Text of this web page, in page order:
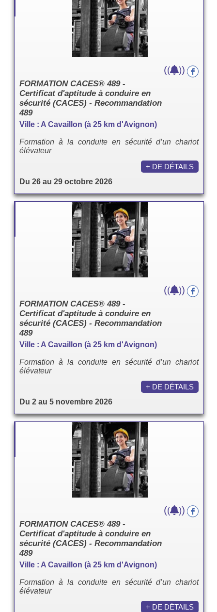
FORMATION CACES® 489 -
Certificat d'aptitude à conduire en
sécurité (CACES) - Recommandation
489
Ville : A Cavaillon (à 25 km d'Avignon)
Formation à la conduite en sécurité d’un chariot
élévateur
Du 26 au 29 octobre 2026
(( ))
+ DE DÉTAILS
FORMATION CACES® 489 -
Certificat d'aptitude à conduire en
sécurité (CACES) - Recommandation
489
Ville : A Cavaillon (à 25 km d'Avignon)
Formation à la conduite en sécurité d’un chariot
élévateur
Du 2 au 5 novembre 2026
(( ))
+ DE DÉTAILS
FORMATION CACES® 489 -
Certificat d'aptitude à conduire en
sécurité (CACES) - Recommandation
489
Ville : A Cavaillon (à 25 km d'Avignon)
Formation à la conduite en sécurité d’un chariot
élévateur
(( ))
+ DE DÉTAILS